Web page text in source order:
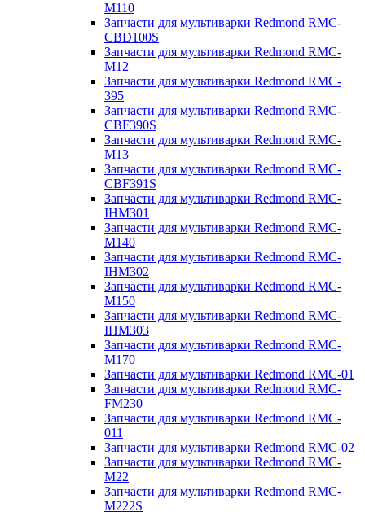
M110
Запчасти для мультиварки Redmond RMC-
CBD100S
Запчасти для мультиварки Redmond RMC-
M12
Запчасти для мультиварки Redmond RMC-
395
Запчасти для мультиварки Redmond RMC-
CBF390S
Запчасти для мультиварки Redmond RMC-
M13
Запчасти для мультиварки Redmond RMC-
CBF391S
Запчасти для мультиварки Redmond RMC-
IHM301
Запчасти для мультиварки Redmond RMC-
M140
Запчасти для мультиварки Redmond RMC-
IHM302
Запчасти для мультиварки Redmond RMC-
M150
Запчасти для мультиварки Redmond RMC-
IHM303
Запчасти для мультиварки Redmond RMC-
M170
Запчасти для мультиварки Redmond RMC-01
Запчасти для мультиварки Redmond RMC-
FM230
Запчасти для мультиварки Redmond RMC-
011
Запчасти для мультиварки Redmond RMC-02
Запчасти для мультиварки Redmond RMC-
M22
Запчасти для мультиварки Redmond RMC-
M222S